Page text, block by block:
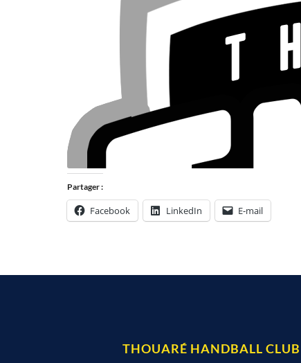
Partager :
Facebook LinkedIn E-mail
THOUARÉ HANDBALL CLUB